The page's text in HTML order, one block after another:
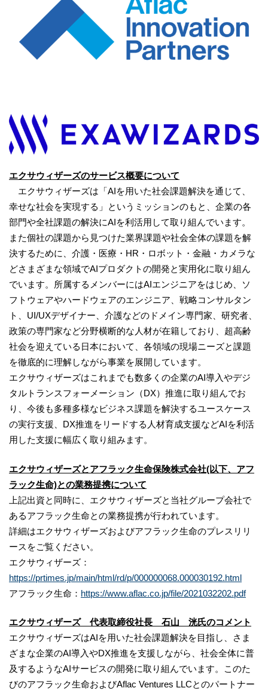
エクサウィザーズのサービス概要について
エクサウィザーズは「AIを用いた社会課題解決を通じて、
幸せな社会を実現する」というミッションのもと、企業の各
部門や全社課題の解決にAIを利活用して取り組んでいます。
また個社の課題から見つけた業界課題や社会全体の課題を解
決するために、介護・医療・HR・ロボット・金融・カメラな
どさまざまな領域でAIプロダクトの開発と実用化に取り組ん
でいます。所属するメンバーにはAIエンジニアをはじめ、ソ
フトウェアやハードウェアのエンジニア、戦略コンサルタン
ト、UI/UXデザイナー、介護などのドメイン専門家、研究者、
政策の専門家など分野横断的な人材が在籍しており、超高齢
社会を迎えている日本において、各領域の現場ニーズと課題
を徹底的に理解しながら事業を展開しています。
エクサウィザーズはこれまでも数多くの企業のAI導入やデジ
タルトランスフォーメーション（DX）推進に取り組んでお
り、今後も多種多様なビジネス課題を解決するユースケース
の実行支援、DX推進をリードする人材育成支援などAIを利活
用した支援に幅広く取り組みます。
エクサウィザーズとアフラック生命保険株式会社(以下、アフ
ラック生命)との業務提携について
上記出資と同時に、エクサウィザーズと当社グループ会社で
あるアフラック生命との業務提携が行われています。
詳細はエクサウィザーズおよびアフラック生命のプレスリリ
ースをご覧ください。
エクサウィザーズ：
https://prtimes.jp/main/html/rd/p/000000068.000030192.html
アフラック生命： https://www.aflac.co.jp/file/2021032202.pdf
エクサウィザーズ 代表取締役社長 石山 洸氏のコメント
エクサウィザーズはAIを用いた社会課題解決を目指し、さま
ざまな企業のAI導入やDX推進を支援しながら、社会全体に普
及するようなAIサービスの開発に取り組んでいます。このた
びのアフラック生命およびAflac Ventures LLCとのパートナー